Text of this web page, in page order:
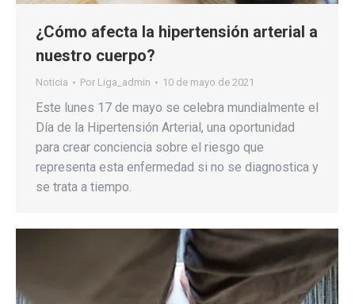
¿Cómo afecta la hipertensión arterial a
nuestro cuerpo?
Noticia Por Liga_admin 10 de mayo de 2021
Este lunes 17 de mayo se celebra mundialmente el
Día de la Hipertensión Arterial, una oportunidad
para crear conciencia sobre el riesgo que
representa esta enfermedad si no se diagnostica y
se trata a tiempo.